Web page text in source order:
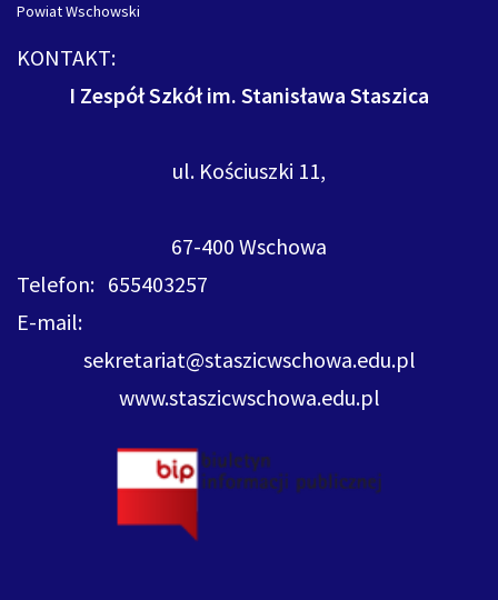
Powiat Wschowski
KONTAKT:
I Zespół Szkół im. Stanisława Staszica
ul. Kościuszki 11,
67-400 Wschowa
Telefon: 655403257
E-mail:
sekretariat@staszicwschowa.edu.pl
www.staszicwschowa.edu.pl